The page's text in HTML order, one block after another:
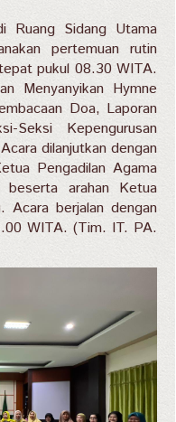
Ruang Sidang Utama
pertemuan rutin
pukul 08.30 WITA.
Menyanyikan Hymne
Doa, Laporan
Seksi Kepengurusan
dilanjutkan dengan
Pengadilan Agama
arahan Ketua
Acara berjalan dengan
WITA. (Tim. IT. PA.